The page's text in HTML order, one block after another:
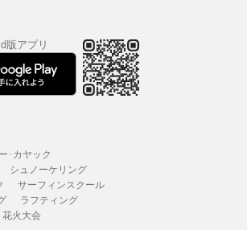
版アプリ
･カヤック
シュノーケリング
サーフィンスクール
ラフティング
花火大会